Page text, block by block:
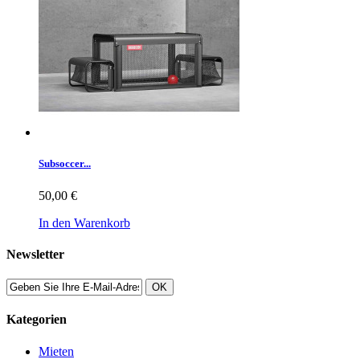
Subsoccer...
50,00 €
In den Warenkorb
Newsletter
OK
Kategorien
Mieten